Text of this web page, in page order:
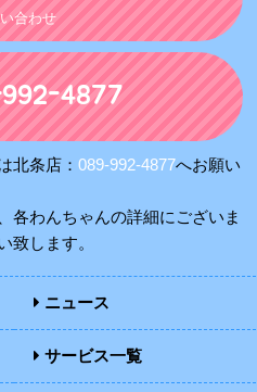
合わせ
4877
北条店：089-992-4877へお願い
各わんちゃんの詳細にございま
致します。
ニュース
サービス一覧